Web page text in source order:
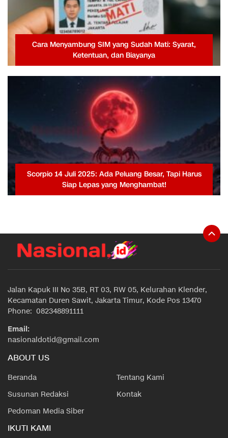
Cara Menyambung SIM yang Sudah Mati: Syarat,
Ketentuan, dan Biayanya
Scorpio 14 Juli 2025: Ada Peluang Besar, Tapi Harus
Siap Lepas yang Menghambat!
Jalan Kapuk III No 35B, RT 03, RW 05, Kelurahan Klender,
Kecamatan Duren Sawit, Jakarta Timur, Kode Pos 13470
Phone: 082348891111
Email:
nasionaldotid@gmail.com
ABOUT US
Beranda
Tentang Kami
Susunan Redaksi
Kontak
Pedoman Media Siber
IKUTI KAMI